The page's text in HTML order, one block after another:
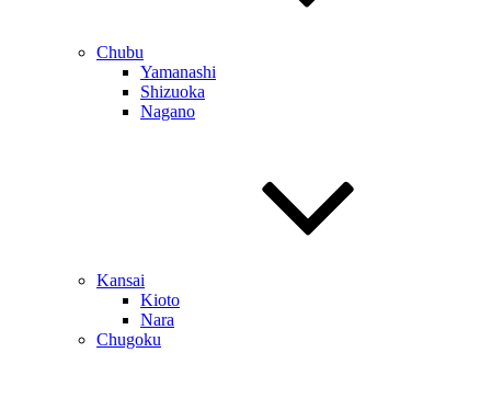
Chubu
Yamanashi
Shizuoka
Nagano
Kansai
Kioto
Nara
Chugoku